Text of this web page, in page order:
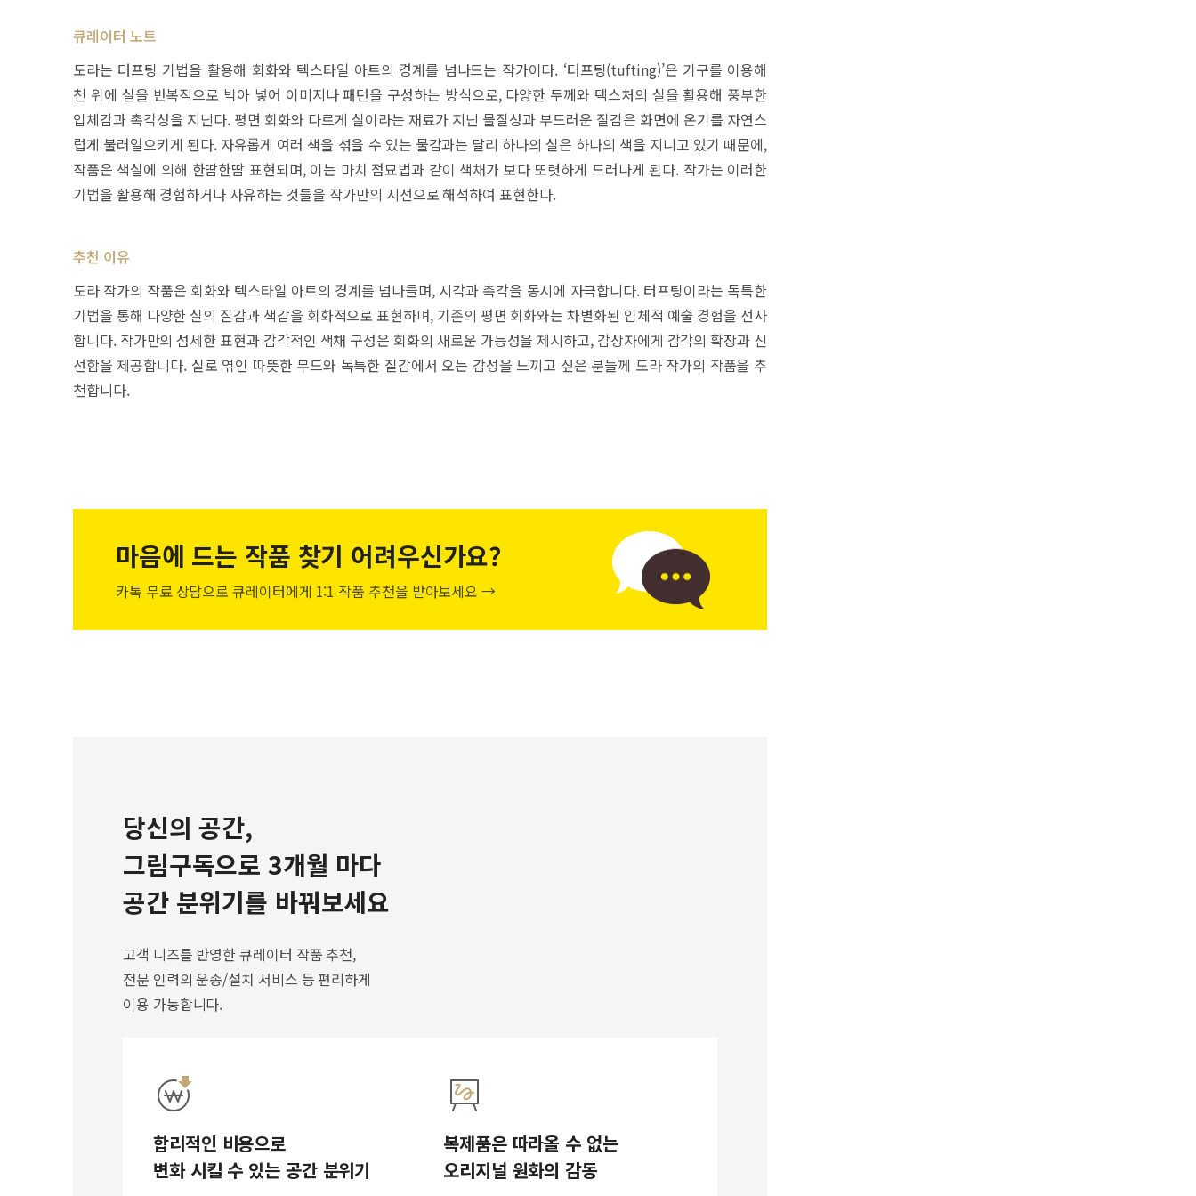
큐레이터 노트
도라는 터프팅 기법을 활용해 회화와 텍스타일 아트의 경계를 넘나드는 작가이다. ‘터프팅(tufting)’은 기구를 이용해
천 위에 실을 반복적으로 박아 넣어 이미지나 패턴을 구성하는 방식으로, 다양한 두께와 텍스처의 실을 활용해 풍부한
입체감과 촉각성을 지닌다. 평면 회화와 다르게 실이라는 재료가 지닌 물질성과 부드러운 질감은 화면에 온기를 자연스
럽게 불러일으키게 된다. 자유롭게 여러 색을 섞을 수 있는 물감과는 달리 하나의 실은 하나의 색을 지니고 있기 때문에,
작품은 색실에 의해 한땀한땀 표현되며, 이는 마치 점묘법과 같이 색채가 보다 또렷하게 드러나게 된다. 작가는 이러한
기법을 활용해 경험하거나 사유하는 것들을 작가만의 시선으로 해석하여 표현한다.
추천 이유
도라 작가의 작품은 회화와 텍스타일 아트의 경계를 넘나들며, 시각과 촉각을 동시에 자극합니다. 터프팅이라는 독특한
기법을 통해 다양한 실의 질감과 색감을 회화적으로 표현하며, 기존의 평면 회화와는 차별화된 입체적 예술 경험을 선사
합니다. 작가만의 섬세한 표현과 감각적인 색채 구성은 회화의 새로운 가능성을 제시하고, 감상자에게 감각의 확장과 신
선함을 제공합니다. 실로 엮인 따뜻한 무드와 독특한 질감에서 오는 감성을 느끼고 싶은 분들께 도라 작가의 작품을 추
천합니다.
마음에 드는 작품 찾기 어려우신가요?
카톡 무료 상담으로 큐레이터에게 1:1 작품 추천을 받아보세요 →
당신의 공간,
그림구독으로 3개월 마다
공간 분위기를 바꿔보세요
고객 니즈를 반영한 큐레이터 작품 추천,
전문 인력의 운송/설치 서비스 등 편리하게
이용 가능합니다.
합리적인 비용으로
변화 시킬 수 있는 공간 분위기
복제품은 따라올 수 없는
오리지널 원화의 감동